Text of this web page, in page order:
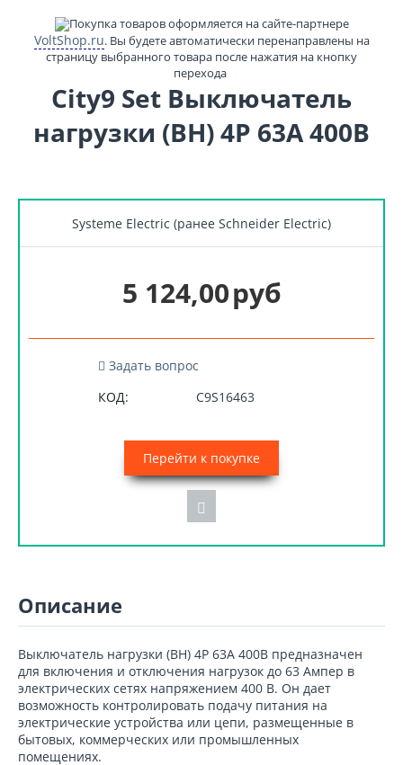
Покупка товаров оформляется на сайте-партнере
VoltShop.ru. Вы будете автоматически перенаправлены на
страницу выбранного товара после нажатия на кнопку
перехода
City9 Set Выключатель
нагрузки (ВН) 4P 63А 400В
Systeme Electric (ранее Schneider Electric)
5 124,00руб
Задать вопрос
КОД:
C9S16463
Перейти к покупке
Описание
Выключатель нагрузки (ВН) 4P 63А 400В предназначен
для включения и отключения нагрузок до 63 Ампер в
электрических сетях напряжением 400 В. Он дает
возможность контролировать подачу питания на
электрические устройства или цепи, размещенные в
бытовых, коммерческих или промышленных
помещениях.